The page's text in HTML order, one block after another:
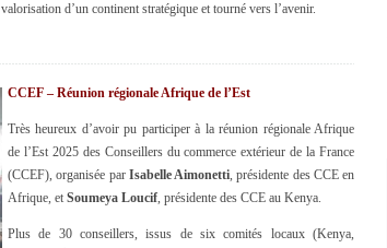
valorisation d’un continent stratégique et tourné vers l’avenir.
CCEF – Réunion régionale Afrique de l’Est
Très heureux d’avoir pu participer à la réunion régionale Afrique
de l’Est 2025 des Conseillers du commerce extérieur de la France
(CCEF), organisée par Isabelle Aimonetti, présidente des CCE en
Afrique, et Soumeya Loucif, présidente des CCE au Kenya.
Plus de 30 conseillers, issus de six comités locaux (Kenya,